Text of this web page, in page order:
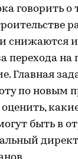
говорить о
снижаются
перехода на
Главная
по новым
быть в